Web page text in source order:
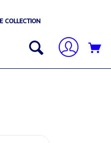
COLLECTION